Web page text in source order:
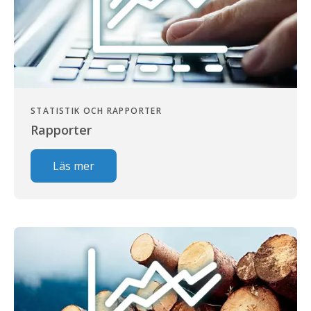
STATISTIK OCH RAPPORTER
Rapporter
Läs mer